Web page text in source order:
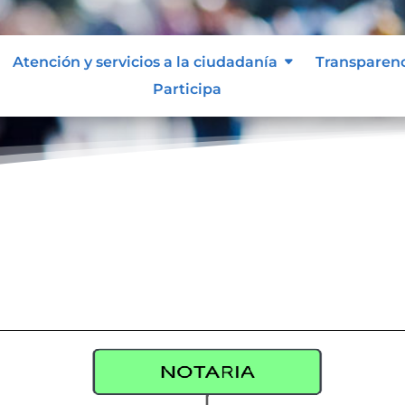
Atención y servicios a la ciudadanía
Participa